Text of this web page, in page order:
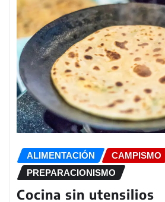
ALIMENTACIÓN
CAMPISMO
PREPARACIONISMO
Cocina sin utensilios